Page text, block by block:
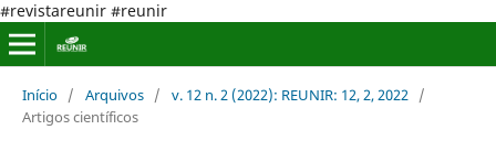
#revistareunir #reunir
Início / Arquivos / v. 12 n. 2 (2022): REUNIR: 12, 2, 2022 /
Artigos científicos